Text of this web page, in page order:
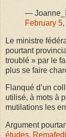
—
February
Le ministre
pourtant
troublé » par le
plus se faire
Flanqué d’un
utilisé, à mots à
mutilations les
Argument
études,